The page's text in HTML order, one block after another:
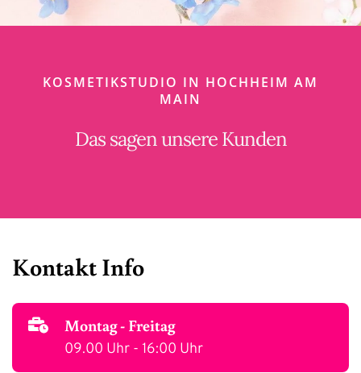
KOSMETIKSTUDIO IN HOCHHEIM AM
MAIN
Das sagen unsere Kunden
Kontakt Info
Montag - Freitag
09.00 Uhr - 16:00 Uhr